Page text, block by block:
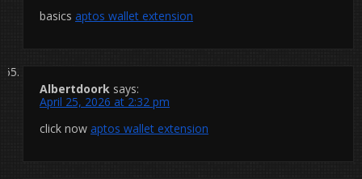
basics aptos wallet extension
Albertdoork says:
April 25, 2026 at 2:32 pm
click now aptos wallet extension